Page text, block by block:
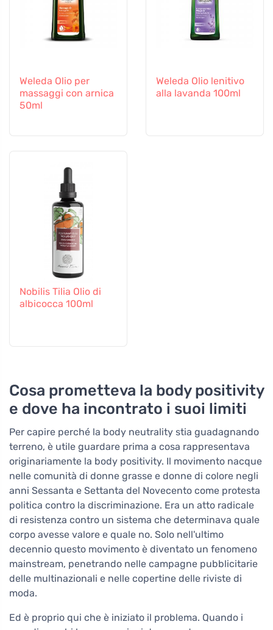
Weleda Olio per
massaggi con arnica
50ml
Weleda Olio lenitivo
alla lavanda 100ml
Nobilis Tilia Olio di
albicocca 100ml
Cosa prometteva la body positivity
e dove ha incontrato i suoi limiti
Per capire perché la body neutrality stia guadagnando
terreno, è utile guardare prima a cosa rappresentava
originariamente la body positivity. Il movimento nacque
nelle comunità di donne grasse e donne di colore negli
anni Sessanta e Settanta del Novecento come protesta
politica contro la discriminazione. Era un atto radicale
di resistenza contro un sistema che determinava quale
corpo avesse valore e quale no. Solo nell'ultimo
decennio questo movimento è diventato un fenomeno
mainstream, penetrando nelle campagne pubblicitarie
delle multinazionali e nelle copertine delle riviste di
moda.
Ed è proprio qui che è iniziato il problema. Quando i